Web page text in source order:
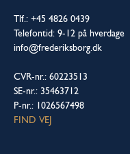
Tlf.: +45 4826 0439
Telefontid: 9-12 på hverdage
info@frederiksborg.dk
CVR-nr.: 60223513
SE-nr.: 35463712
P-nr.: 1026567498
FIND VEJ